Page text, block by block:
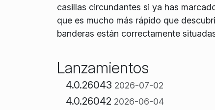
casillas circundantes si ya has
que es mucho más rápido que
banderas están correctamente
Lanzamientos
4.0.26043 2026-07-02
4.0.26042 2026-06-04